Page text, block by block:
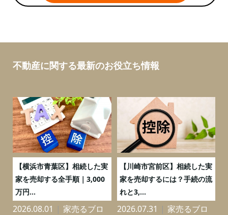
不動産に関する最新のお役立ち情報
【横浜市青葉区】相続した実
家を売却する全手順｜3,000
万円...
2026.08.01
家売るブロ
【川崎市宮前区】相続した実
家を売却するには？手続の流
れと3,...
2026.07.31
家売るブロ